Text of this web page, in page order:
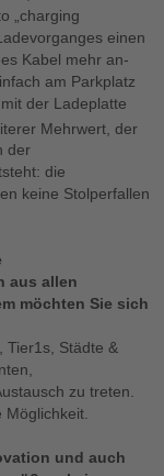
„charging
einen
Kabel mehr an-
am Parkplatz
der Ladeplatte
Mehrwert, der
der
die
keine Stolperfallen
aus allen
möchten Sie sich
Tier1s, Städte &
zu treten.
Möglichkeit.
und auch